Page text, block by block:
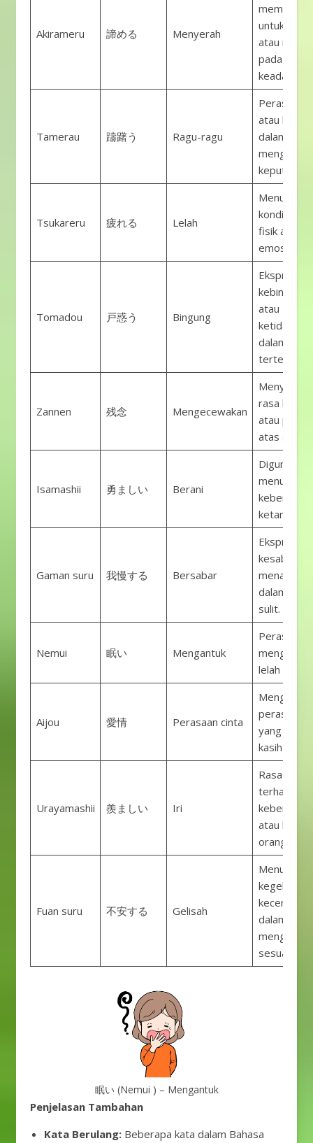
Akirameru 諦める Menyerah
untuk
atau
pada suatu
keadaan.
Tamerau 躊躇う Ragu-ragu
Perasaan
atau
dalam
mengambil
keputusan.
Tsukareru 疲れる Lelah
kondisi
fisik atau
emosional.
Tomadou 戸惑う Bingung
Ekspresi
atau
dalam
tertentu.
Zannen 残念 Mengecewakan
rasa
atau
atas
Isamashii 勇ましい Berani
Digunakan
Gaman suru 我慢する Bersabar
Ekspresi
kesabaran
menahan
dalam
sulit.
Nemui 眠い Mengantuk
Perasaan
lelah
Aijou 愛情 Perasaan cinta
perasaan
yang
kasih
Urayamashii 羨ましい Iri
Rasa iri
terhadap
atau
orang lain.
Fuan suru 不安する Gelisah
kecemasan
dalam
sesuatu.
眠い (Nemui ) – Mengantuk
Penjelasan Tambahan
Kata Berulang: Beberapa kata dalam Bahasa